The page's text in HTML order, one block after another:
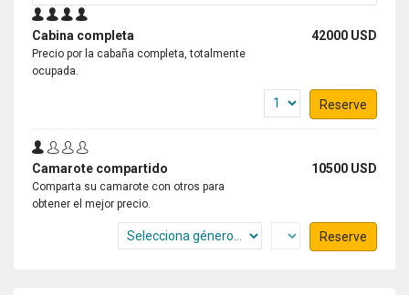
Cabina completa 42000 USD
Precio por la cabaña completa, totalmente
ocupada.
Reserve
Camarote compartido 10500 USD
Comparta su camarote con otros para
obtener el mejor precio.
Reserve